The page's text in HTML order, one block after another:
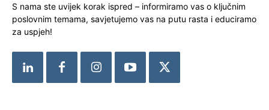
S nama ste uvijek korak ispred – informiramo vas o ključnim
poslovnim temama, savjetujemo vas na putu rasta i educiramo
za uspjeh!